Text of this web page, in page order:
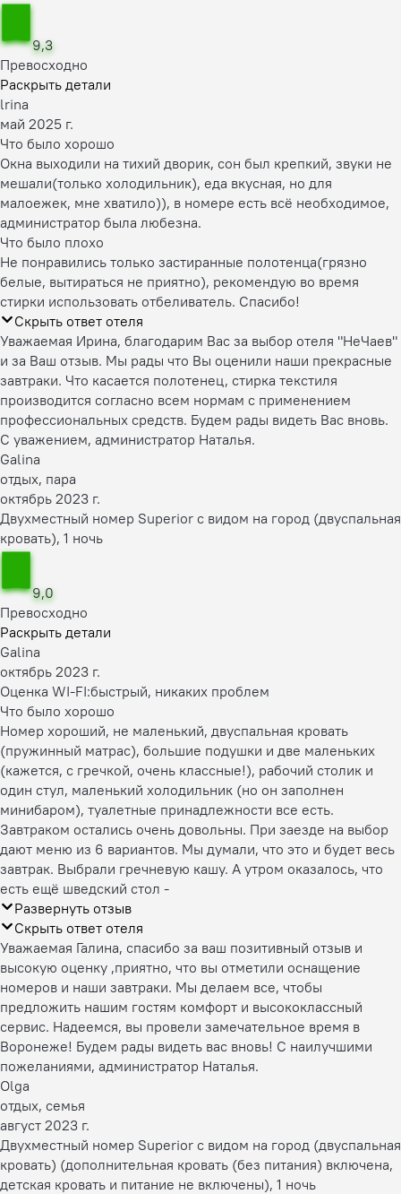
9,3
Превосходно
Раскрыть детали
lrina
май 2025 г.
Что было хорошо
Окна выходили на тихий дворик, сон был крепкий, звуки не
мешали(только холодильник), еда вкусная, но для
малоежек, мне хватило)), в номере есть всё необходимое,
администратор была любезна.
Что было плохо
Не понравились только застиранные полотенца(грязно
белые, вытираться не приятно), рекомендую во время
стирки использовать отбеливатель. Спасибо!
Скрыть ответ отеля
Уважаемая Ирина, благодарим Вас за выбор отеля "НеЧаев"
и за Ваш отзыв. Мы рады что Вы оценили наши прекрасные
завтраки. Что касается полотенец, стирка текстиля
производится согласно всем нормам с применением
профессиональных средств. Будем рады видеть Вас вновь.
С уважением, администратор Наталья.
Galina
отдых, пара
октябрь 2023 г.
Двухместный номер Superior с видом на город (двуспальная
кровать), 1 ночь
9,0
Превосходно
Раскрыть детали
Galina
октябрь 2023 г.
Оценка WI-FI:быстрый, никаких проблем
Что было хорошо
Номер хороший, не маленький, двуспальная кровать
(пружинный матрас), большие подушки и две маленьких
(кажется, с гречкой, очень классные!), рабочий столик и
один стул, маленький холодильник (но он заполнен
минибаром), туалетные принадлежности все есть.
Завтраком остались очень довольны. При заезде на выбор
дают меню из 6 вариантов. Мы думали, что это и будет весь
завтрак. Выбрали гречневую кашу. А утром оказалось, что
есть ещё шведский стол -
Развернуть отзыв
Скрыть ответ отеля
Уважаемая Галина, спасибо за ваш позитивный отзыв и
высокую оценку ,приятно, что вы отметили оснащение
номеров и наши завтраки. Мы делаем все, чтобы
предложить нашим гостям комфорт и высококлассный
сервис. Надеемся, вы провели замечательное время в
Воронеже! Будем рады видеть вас вновь! С наилучшими
пожеланиями, администратор Наталья.
Olga
отдых, семья
август 2023 г.
Двухместный номер Superior с видом на город (двуспальная
кровать) (дополнительная кровать (без питания) включена,
детская кровать и питание не включены), 1 ночь